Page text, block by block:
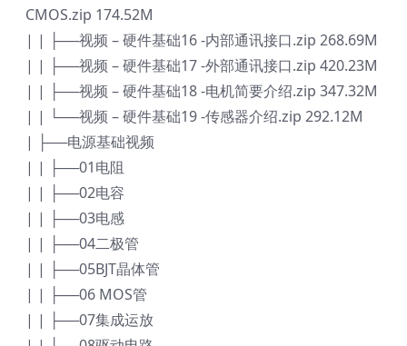
CMOS.zip 174.52M
| | ├──视频 – 硬件基础16 -内部通讯接口.zip 268.69M
| | ├──视频 – 硬件基础17 -外部通讯接口.zip 420.23M
| | ├──视频 – 硬件基础18 -电机简要介绍.zip 347.32M
| | └──视频 – 硬件基础19 -传感器介绍.zip 292.12M
| ├──电源基础视频
| | ├──01电阻
| | ├──02电容
| | ├──03电感
| | ├──04二极管
| | ├──05BJT晶体管
| | ├──06 MOS管
| | ├──07集成运放